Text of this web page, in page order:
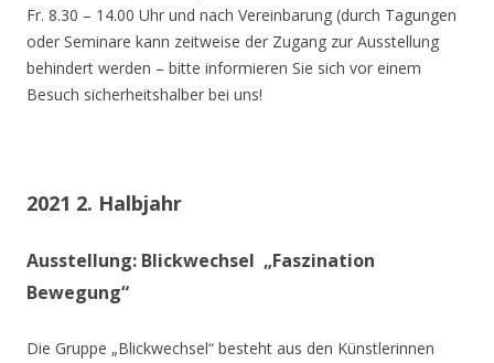
Fr. 8.30 – 14.00 Uhr und nach Vereinbarung (durch Tagungen
oder Seminare kann zeitweise der Zugang zur Ausstellung
behindert werden – bitte informieren Sie sich vor einem
Besuch sicherheitshalber bei uns!
2021 2. Halbjahr
Ausstellung: Blickwechsel „Faszination
Bewegung“
Die Gruppe „Blickwechsel“ besteht aus den Künstlerinnen